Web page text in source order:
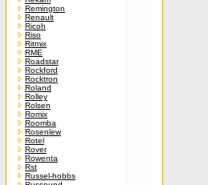
Remington
Renault
Ricoh
Riso
Ritmix
RME
Roadstar
Rockford
Rocktron
Roland
Rolley
Rolsen
Romix
Roomba
Rosenlew
Rotel
Rover
Rowenta
Rst
Russel-hobbs